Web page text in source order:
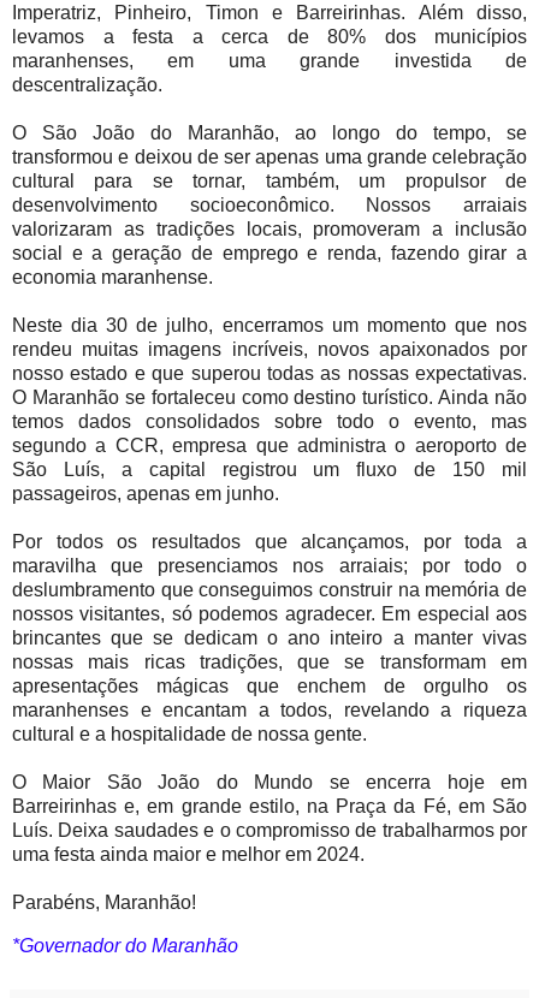
Imperatriz, Pinheiro, Timon e Barreirinhas. Além disso,
levamos a festa a cerca de 80% dos municípios
maranhenses, em uma grande investida de
descentralização.
O São João do Maranhão, ao longo do tempo, se
transformou e deixou de ser apenas uma grande celebração
cultural para se tornar, também, um propulsor de
desenvolvimento socioeconômico. Nossos arraiais
valorizaram as tradições locais, promoveram a inclusão
social e a geração de emprego e renda, fazendo girar a
economia maranhense.
Neste dia 30 de julho, encerramos um momento que nos
rendeu muitas imagens incríveis, novos apaixonados por
nosso estado e que superou todas as nossas expectativas.
O Maranhão se fortaleceu como destino turístico. Ainda não
temos dados consolidados sobre todo o evento, mas
segundo a CCR, empresa que administra o aeroporto de
São Luís, a capital registrou um fluxo de 150 mil
passageiros, apenas em junho.
Por todos os resultados que alcançamos, por toda a
maravilha que presenciamos nos arraiais; por todo o
deslumbramento que conseguimos construir na memória de
nossos visitantes, só podemos agradecer. Em especial aos
brincantes que se dedicam o ano inteiro a manter vivas
nossas mais ricas tradições, que se transformam em
apresentações mágicas que enchem de orgulho os
maranhenses e encantam a todos, revelando a riqueza
cultural e a hospitalidade de nossa gente.
O Maior São João do Mundo se encerra hoje em
Barreirinhas e, em grande estilo, na Praça da Fé, em São
Luís. Deixa saudades e o compromisso de trabalharmos por
uma festa ainda maior e melhor em 2024.
Parabéns, Maranhão!
*Governador do Maranhão